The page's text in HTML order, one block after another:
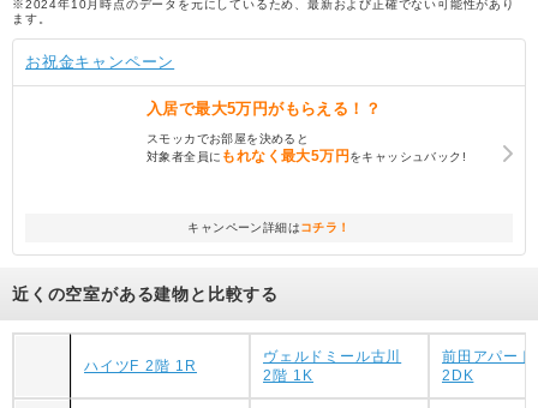
※2024年10月時点のデータを元にしているため、最新および正確でない可能性があり
ます。
お祝金キャンペーン
入居で最大5万円がもらえる！？
スモッカでお部屋を決めると
対象者全員に もれなく最大5万円をキャッシュバック!
キャンペーン詳細はコチラ！
近くの空室がある建物と比較する
ハイツF 2階 1R
ヴェルドミール古川
2階 1K
前田アパー
2DK